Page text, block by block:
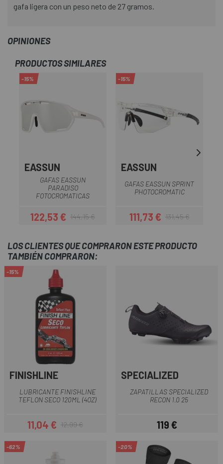
gafa ligera con un peso neto de 27 gramos.
OPINIONES
PRODUCTOS SIMILARES
-15%
EASSUN
GAFAS EASSUN
PARADISO
FOTOCROMATICAS
Precio
122,53 €Precio regular
144,15 €
-15%
EASSUN
GAFAS EASSUN SPRINT
PHOTOCROMATIC
Precio
111,73 €Precio regular
131,45 €
LOS CLIENTES QUE COMPRARON ESTE PRODUCTO
TAMBIÉN COMPRARON:
-15%
FINISHLINE
LUBRICANTE FINISHLINE
TEFLON SECO 120ML (4OZ)
Precio
11,04 €Precio regular
12,99 €
SPECIALIZED
ZAPATILLAS SPECIALIZED
RECON 1.0 25
Precio
119 €
-62% -20%